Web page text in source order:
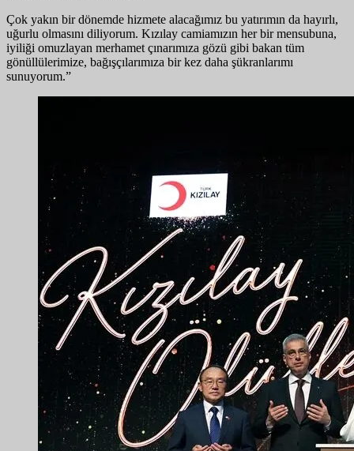
Çok yakın bir dönemde hizmete alacağımız bu yatırımın da hayırlı,
uğurlu olmasını diliyorum. Kızılay camiamızın her bir mensubuna,
iyiliği omuzlayan merhamet çınarımıza gözü gibi bakan tüm
gönüllülerimize, bağışçılarımıza bir kez daha şükranlarımı
sunuyorum.”